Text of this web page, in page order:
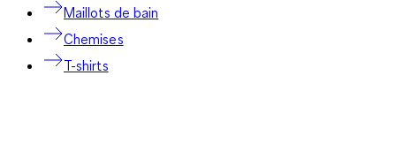
Maillots de bain
Chemises
T-shirts